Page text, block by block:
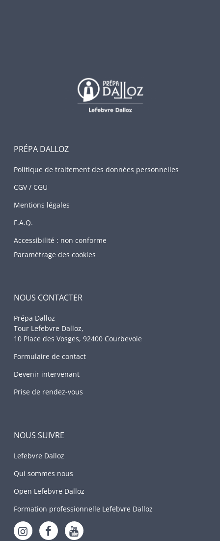
PRÉPA DALLOZ
Politique de traitement des données personnelles
CGV / CGU
Mentions légales
F.A.Q.
Accessibilité : non conforme
Paramétrage des cookies
NOUS CONTACTER
Prépa Dalloz
Tour Lefebvre Dalloz,
10 Place des Vosges, 92400 Courbevoie
Formulaire de contact
Devenir intervenant
Prise de rendez-vous
NOUS SUIVRE
Lefebvre Dalloz
Qui sommes nous
Open Lefebvre Dalloz
Formation professionnelle Lefebvre Dalloz